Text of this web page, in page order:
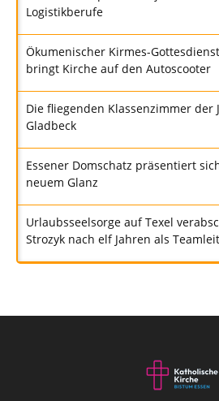
Logistikberufe
Ökumenischer Kirmes-
bringt Kirche auf den Autoscooter
Die fliegenden Klassenzimmer der
Gladbeck
Essener Domschatz präsentiert
neuem Glanz
Urlaubsseelsorge auf Texel
Strozyk nach elf Jahren als